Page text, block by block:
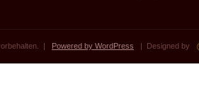
| Powered by WordPress | Designed by